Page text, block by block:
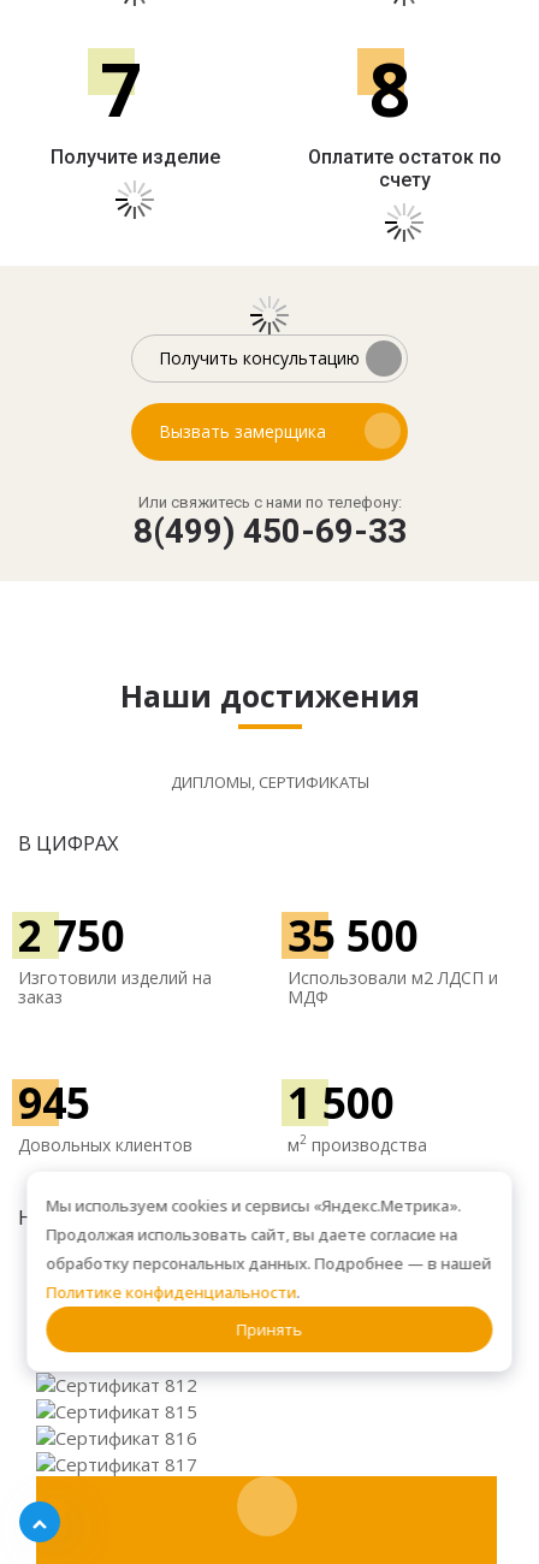
7
Получите изделие
8
Оплатите остаток по
счету
Получить консультацию
Вызвать замерщика
Или свяжитесь с нами по телефону:
8(499) 450-69-33
Наши достижения
ДИПЛОМЫ, СЕРТИФИКАТЫ
В ЦИФРАХ
2 750
Изготовили изделий на
заказ
35 500
Использовали м2 ЛДСП и
МДФ
945
Довольных клиентов
1 500
м2 производства
НАГРАДЫ
Мы используем cookies и сервисы «Яндекс.Метрика».
Продолжая использовать сайт, вы даете согласие на
обработку персональных данных. Подробнее — в нашей
Политике конфиденциальности.
Принять